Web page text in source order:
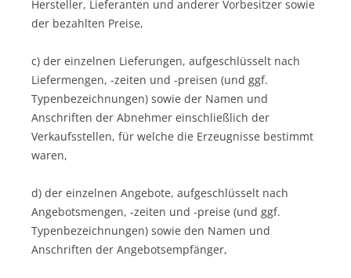
Hersteller, Lieferanten und anderer Vorbesitzer sowie
der bezahlten Preise,
c) der einzelnen Lieferungen, aufgeschlüsselt nach
Liefermengen, -zeiten und -preisen (und ggf.
Typenbezeichnungen) sowie der Namen und
Anschriften der Abnehmer einschließlich der
Verkaufsstellen, für welche die Erzeugnisse bestimmt
waren,
d) der einzelnen Angebote, aufgeschlüsselt nach
Angebotsmengen, -zeiten und -preise (und ggf.
Typenbezeichnungen) sowie den Namen und
Anschriften der Angebotsempfänger,